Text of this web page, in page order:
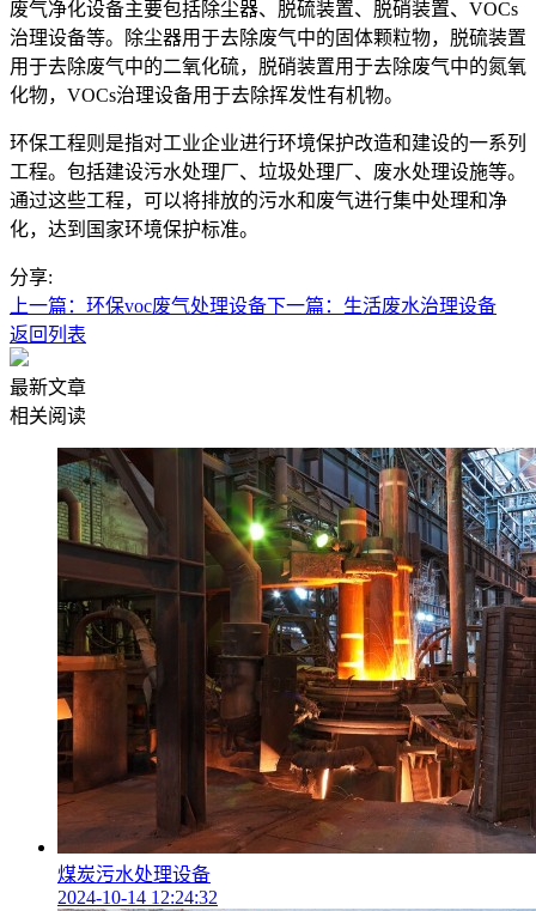
废气净化设备主要包括除尘器、脱硫装置、脱硝装置、VOCs
治理设备等。除尘器用于去除废气中的固体颗粒物，脱硫装置
用于去除废气中的二氧化硫，脱硝装置用于去除废气中的氮氧
化物，VOCs治理设备用于去除挥发性有机物。
环保工程则是指对工业企业进行环境保护改造和建设的一系列
工程。包括建设污水处理厂、垃圾处理厂、废水处理设施等。
通过这些工程，可以将排放的污水和废气进行集中处理和净
化，达到国家环境保护标准。
分享:
上一篇：环保voc废气处理设备下一篇：生活废水治理设备
返回列表
最新文章
相关阅读
煤炭污水处理设备
2024-10-14 12:24:32